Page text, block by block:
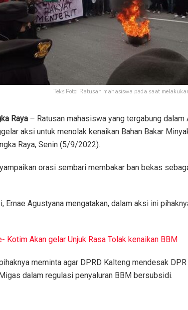
Teks Poto: Ratusan mahasiswa pada saat
Raya – Ratusan mahasiswa yang tergabung
aksi untuk menolak kenaikan Bahan Bakar
Raya, Senin (5/9/2022).
orasi sembari membakar ban bekas
Ernae Agustyana mengatakan, dalam aksi ini
Kotim Akan gelar Unjuk Rasa Tolak kenaikan BBM
meminta agar DPRD Kalteng mendesak
dalam regulasi penyaluran BBM bersubsidi.